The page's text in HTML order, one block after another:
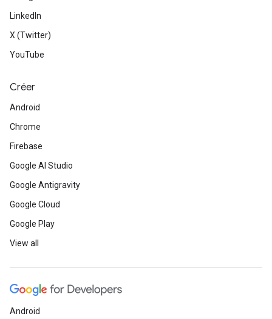
LinkedIn
X (Twitter)
YouTube
Créer
Android
Chrome
Firebase
Google AI Studio
Google Antigravity
Google Cloud
Google Play
View all
Android